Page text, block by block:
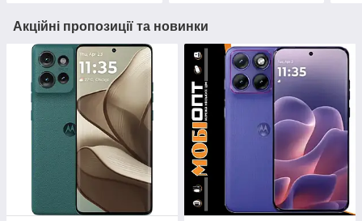
Акційні пропозиції та новинки